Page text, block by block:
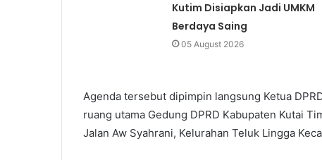
Kutim Disiapkan Jadi UMKM
Berdaya Saing
05 August 2026
Agenda tersebut dipimpin langsung Ketua
ruang utama Gedung DPRD Kabupaten Kutai
Jalan Aw Syahrani, Kelurahan Teluk Lingga